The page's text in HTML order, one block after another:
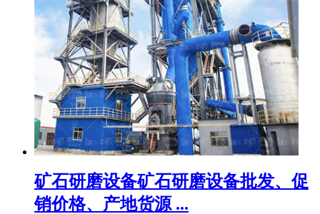
矿石研磨设备矿石研磨设备批发、促
销价格、产地货源 ...